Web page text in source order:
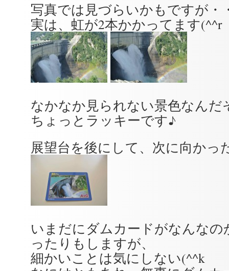
写真では見づらいかもですが・
実は、虹が2本かかってます(^^r
なかなか見られない景色なんだ
ちょっとラッキーです♪
展望台を後にして、次に向かっ
いまだにダムカードがなんな
ったりもしますが、
細かいことは気にしない(^^k